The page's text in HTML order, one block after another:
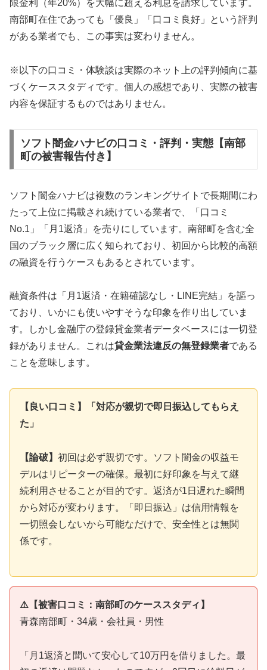
限金利（年20%）を大幅に超える利息を請求しています。
南部町在住であっても「優良」「口コミ良好」という評判
がある業者でも、この事実は変わりません。
※以下の口コミ・体験談は実際のネット上の評判傾向に基
づくケーススタディです。個人の感想であり、実際の被害
内容を保証するものではありません。
ソフト闇金ハナビの口コミ・評判・実態【南部
町の被害報告付き】
ソフト闇金ハナビは複数のランキングサイトで長期間にわ
たって上位に掲載され続けている業者で、「口コミ
No.1」「月1返済」を売りにしています。南部町を含む全
国のブラック層に広く知られており、初回から比較的高額
の融資を行うケースもあるとされています。
融資条件は「月1返済・在籍確認なし・LINE完結」を謳っ
ており、いかにも使いやすそうな印象を作り出していま
す。しかし金融庁の登録貸金業者データベースには一切登
録がありません。これは貸金業法違反の無登録業者である
ことを意味します。
【良い口コミ】「対応が親切で即日振込してもらえ
た」
【論破】 初回は必ず親切です。ソフト闇金の収益モ
デルはリピーターの確保。最初に好印象を与えて継
続利用させることが目的です。返済が1日遅れた瞬間
から対応が変わります。「即日振込」は信用情報を
一切照会しないから可能なだけで、安全性とは無関
係です。
⚠️【被害口コミ：南部町のケーススタディ】
青森南部町・34歳・会社員・男性
「月1返済と聞いて安心して10万円を借りました。最